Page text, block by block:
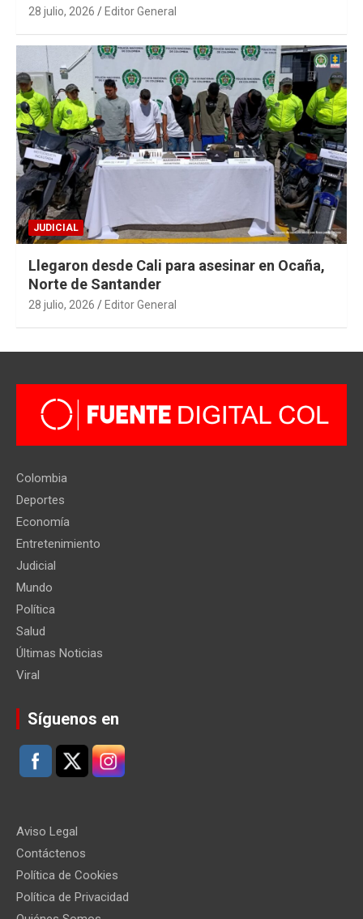
28 julio, 2026 Editor General
JUDICIAL
Llegaron desde Cali para asesinar en Ocaña,
Norte de Santander
28 julio, 2026 Editor General
Colombia
Deportes
Economía
Entretenimiento
Judicial
Mundo
Política
Salud
Últimas Noticias
Viral
Síguenos en
Aviso Legal
Contáctenos
Política de Cookies
Política de Privacidad